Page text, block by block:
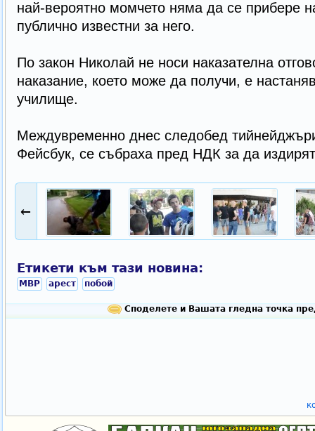
най-вероятно момчето няма да се прибере
публично известни за него.
По закон Николай не носи наказателна
наказание, което може да получи, е
училище.
Междувременно днес следобед
Фейсбук, се събраха пред НДК за да
←
Етикети към тази новина:
МВР арест побой
Споделете и Вашата гледна точка